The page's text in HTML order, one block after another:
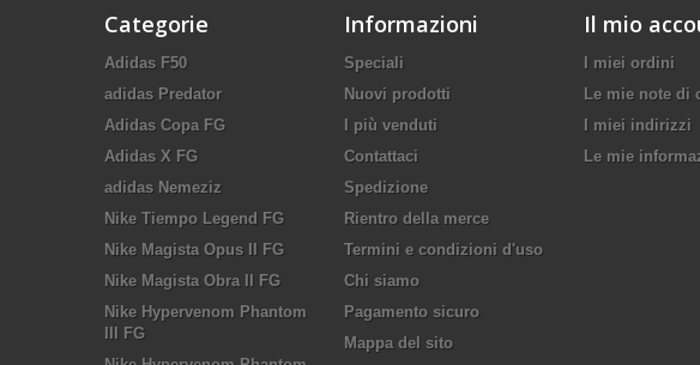
Categorie
Adidas F50
adidas Predator
Adidas Copa FG
Adidas X FG
adidas Nemeziz
Nike Tiempo Legend FG
Nike Magista Opus II FG
Nike Magista Obra II FG
Nike Hypervenom Phantom
III FG
Informazioni
Speciali
Nuovi prodotti
I più venduti
Contattaci
Spedizione
Rientro della merce
Termini e condizioni d'uso
Chi siamo
Pagamento sicuro
Mappa del sito
Il mio
I miei ordini
Le mie note di
I miei indirizzi
Le mie